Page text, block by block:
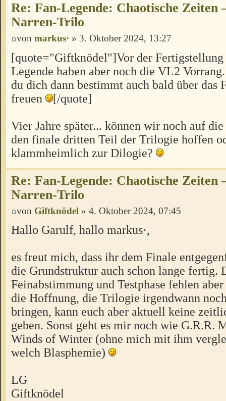
Re: Fan-Legende: Chaotische Zeiten
Narren-Trilo
von markus· » 3. Oktober 2024, 13:27
[quote="Giftknödel"]Vor der
Legende haben aber noch die VL2
du dich dann bestimmt auch bald über das
freuen
[/quote]
Vier Jahre später... können wir noch auf
den finale dritten Teil der Trilogie hoffen
klammheimlich zur Dilogie?
Re: Fan-Legende: Chaotische Zeiten
Narren-Trilo
von Giftknödel » 4. Oktober 2024, 07:45
Hallo Garulf, hallo markus·,
es freut mich, dass ihr dem Finale
die Grundstruktur auch schon lange fertig.
Feinabstimmung und Testphase fehlen
die Hoffnung, die Trilogie irgendwann
bringen, kann euch aber aktuell keine
geben. Sonst geht es mir noch wie G.R.R.
Winds of Winter (ohne mich mit ihm
welch Blasphemie)
LG
Giftknödel